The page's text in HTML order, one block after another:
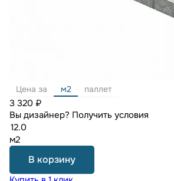
Цена за м2 паллет
3 320 ₽
Вы дизайнер? Получить условия
м2
В корзину